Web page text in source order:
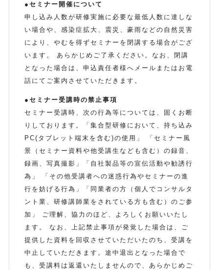
●セミナー開催について
申し込み人数が研修実施に必要な最低人数に達しな
い場合や、感染症拡大、震災、豪雨などの自然災害
により、やむを得ずセミナーを閉講する場合がござ
います。 あらかじめご了承ください。なお、閉講
となった場合は、申込責任者様へメールまたはお電
話にてご案内させていただきます。
●セミナー受講時の禁止事項
セミナー受講時、次の行為等については、固くお断
りしております。「集合型研修において、持ち込み
PC(タブレット端末を含む)の使用」 「セミナー風
景（セミナー資料や他受講生なども含む）の録音、
録画、写真撮影」「自社製品等の宣伝活動や勧誘行
為」 「その他受講者への迷惑行為やセミナーの進
行を妨げる行為」「同業者の方（個人でコンサルタ
ント業、研修講師業をされている方も含む）のご参
加」 ご理解、協力のほど、よろしくお願いいたし
ます。 なお、上記禁止事項が発覚した場合は、ご
提供した資料を回収させていただいたのち、受講を
中止していただきます。途中退出となった場合で
も、受講料は返還いたしませんので、あらかじめご